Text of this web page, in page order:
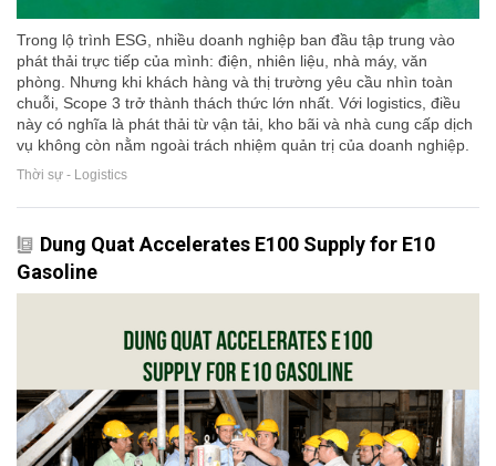
Trong lộ trình ESG, nhiều doanh nghiệp ban đầu tập trung vào
phát thải trực tiếp của mình: điện, nhiên liệu, nhà máy, văn
phòng. Nhưng khi khách hàng và thị trường yêu cầu nhìn toàn
chuỗi, Scope 3 trở thành thách thức lớn nhất. Với logistics, điều
này có nghĩa là phát thải từ vận tải, kho bãi và nhà cung cấp dịch
vụ không còn nằm ngoài trách nhiệm quản trị của doanh nghiệp.
Thời sự - Logistics
Dung Quat Accelerates E100 Supply for E10
Gasoline